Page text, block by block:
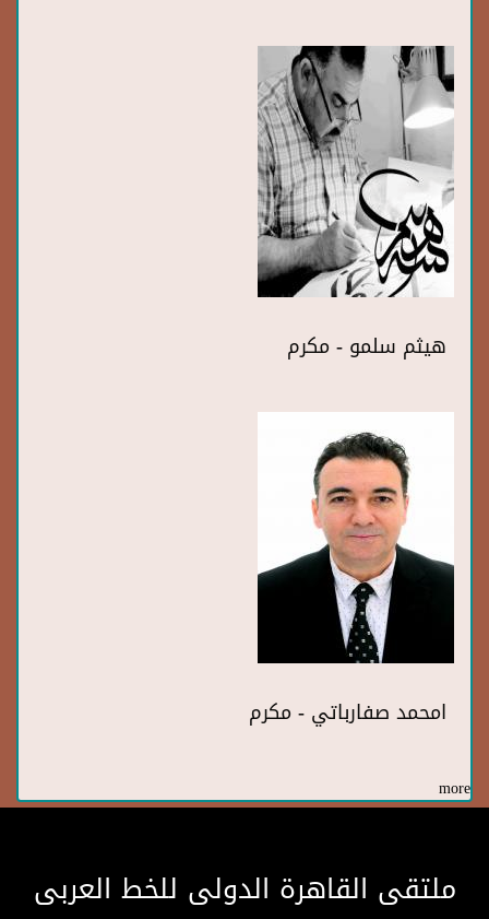
هيثم سلمو - مكرم
امحمد صفارباتي - مكرم
more
ملتقى القاهرة الدولى للخط العربى